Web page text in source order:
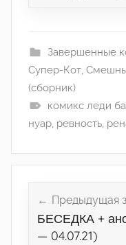
Завершенные
Супер-Кот,
(сборник)
комикс леди
нуар, ревность,
записям
Предыдущая
БЕСЕДКА +
— 04.07.21)